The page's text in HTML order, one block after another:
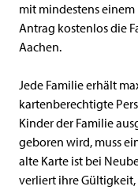
mit mindestens
Antrag kostenlos die
Aachen.
Jede Familie erhält
kartenberechtigte
Kinder der Familie
geboren wird, muss
alte Karte ist bei
verliert ihre Gültigkeit,